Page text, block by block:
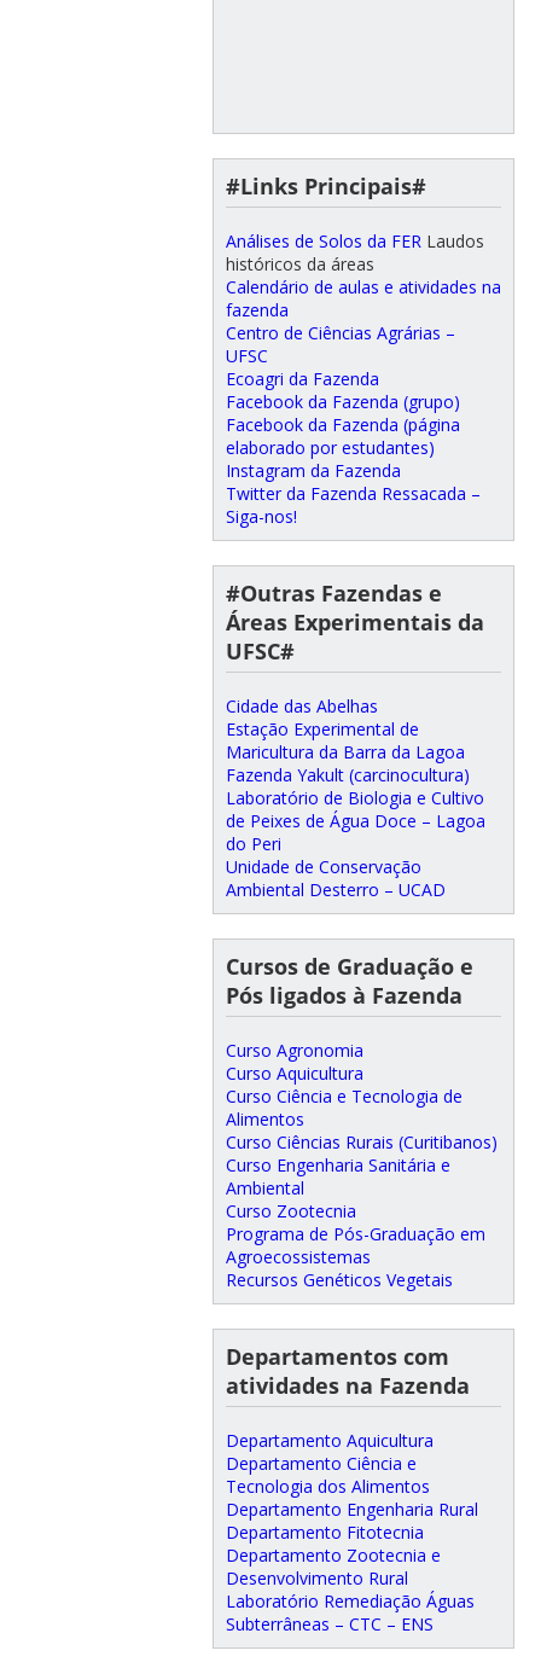
#Links Principais#
Análises de Solos da FER Laudos
históricos da áreas
Calendário de aulas e atividades na
fazenda
Centro de Ciências Agrárias –
UFSC
Ecoagri da Fazenda
Facebook da Fazenda (grupo)
Facebook da Fazenda (página
elaborado por estudantes)
Instagram da Fazenda
Twitter da Fazenda Ressacada –
Siga-nos!
#Outras Fazendas e
Áreas Experimentais da
UFSC#
Cidade das Abelhas
Estação Experimental de
Maricultura da Barra da Lagoa
Fazenda Yakult (carcinocultura)
Laboratório de Biologia e Cultivo
de Peixes de Água Doce – Lagoa
do Peri
Unidade de Conservação
Ambiental Desterro – UCAD
Cursos de Graduação e
Pós ligados à Fazenda
Curso Agronomia
Curso Aquicultura
Curso Ciência e Tecnologia de
Alimentos
Curso Ciências Rurais (Curitibanos)
Curso Engenharia Sanitária e
Ambiental
Curso Zootecnia
Programa de Pós-Graduação em
Agroecossistemas
Recursos Genéticos Vegetais
Departamentos com
atividades na Fazenda
Departamento Aquicultura
Departamento Ciência e
Tecnologia dos Alimentos
Departamento Engenharia Rural
Departamento Fitotecnia
Departamento Zootecnia e
Desenvolvimento Rural
Laboratório Remediação Águas
Subterrâneas – CTC – ENS